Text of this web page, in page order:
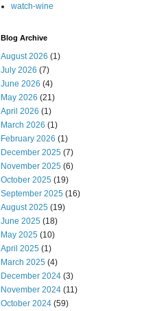
watch-wine
Blog Archive
August 2026 (1)
July 2026 (7)
June 2026 (4)
May 2026 (21)
April 2026 (1)
March 2026 (1)
February 2026 (1)
December 2025 (7)
November 2025 (6)
October 2025 (19)
September 2025 (16)
August 2025 (19)
June 2025 (18)
May 2025 (10)
April 2025 (1)
March 2025 (4)
December 2024 (3)
November 2024 (11)
October 2024 (59)